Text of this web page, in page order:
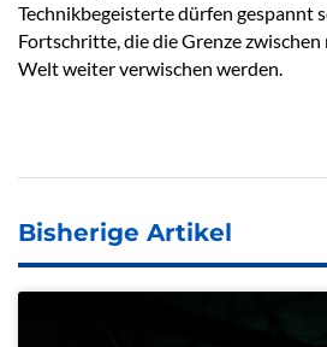
Technikbegeisterte dürfen gespannt
Fortschritte, die die Grenze
Welt weiter verwischen werden.
Bisherige Artikel